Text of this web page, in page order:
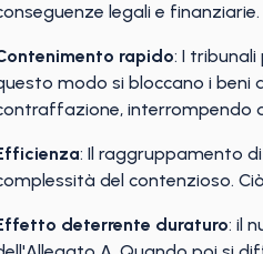
legali e finanziarie.
rapido: I
modo si bloccano i beni
interrompendo
: Il raggruppamento
del contenzioso.
deterrente duraturo: il